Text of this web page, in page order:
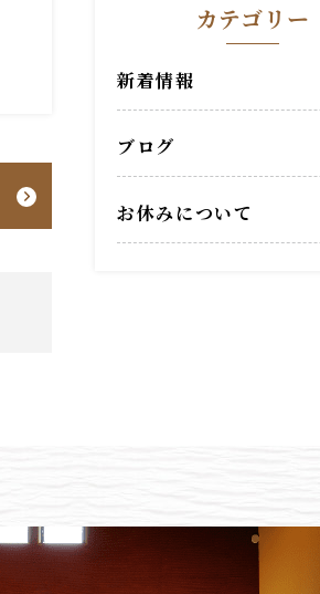
カテゴリー
新着情報
ブログ
お休みについて